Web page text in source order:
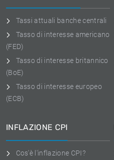
Tassi attuali banche centrali
Tasso di interesse americano
(FED)
Tasso di interesse britannico
(BoE)
Tasso di interesse europeo
(ECB)
INFLAZIONE CPI
Cos'è l'inflazione CPI?